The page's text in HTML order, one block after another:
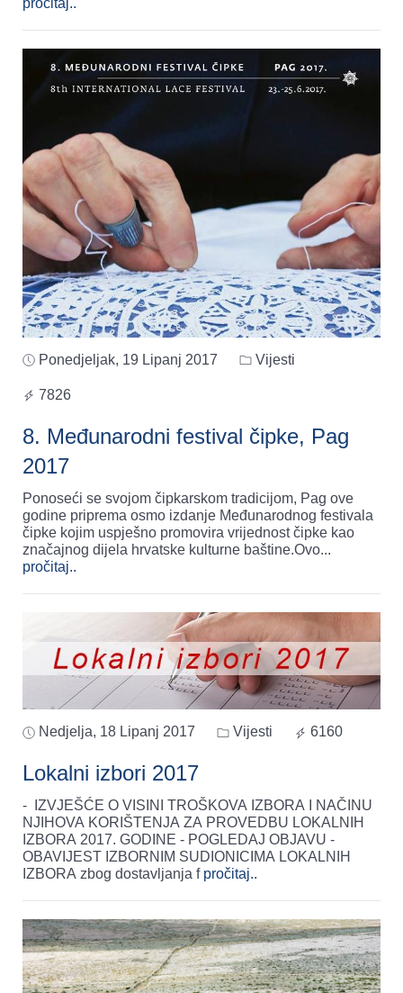
pročitaj..
Ponedjeljak, 19 Lipanj 2017 Vijesti
7826
8. Međunarodni festival čipke, Pag
2017
Ponoseći se svojom čipkarskom tradicijom, Pag ove
godine priprema osmo izdanje Međunarodnog festivala
čipke kojim uspješno promovira vrijednost čipke kao
značajnog dijela hrvatske kulturne baštine.Ovo...
pročitaj..
Nedjelja, 18 Lipanj 2017 Vijesti 6160
Lokalni izbori 2017
- IZVJEŠĆE O VISINI TROŠKOVA IZBORA I NAČINU
NJIHOVA KORIŠTENJA ZA PROVEDBU LOKALNIH
IZBORA 2017. GODINE - POGLEDAJ OBJAVU -
OBAVIJEST IZBORNIM SUDIONICIMA LOKALNIH
IZBORA zbog dostavljanja f pročitaj..